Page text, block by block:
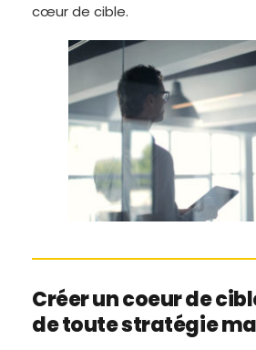
cœur de cible.
Créer un coeur de
de toute stratégie